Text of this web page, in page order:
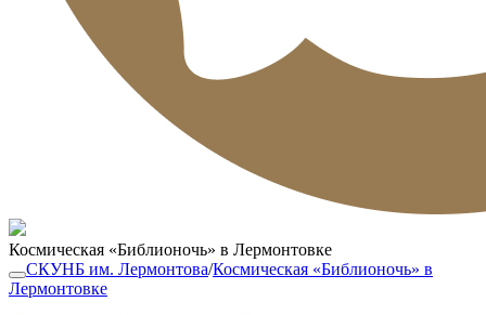
Космическая «Библионочь» в Лермонтовке
СКУНБ им. Лермонтова/Космическая «Библионочь» в
Лермонтовке